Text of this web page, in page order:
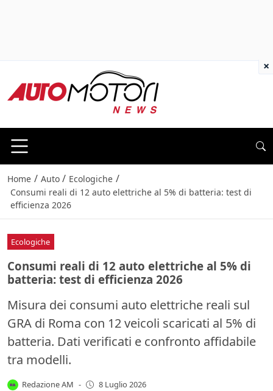
Home / Auto / Ecologiche /
Consumi reali di 12 auto elettriche al 5% di batteria: test di
efficienza 2026
Ecologiche
Consumi reali di 12 auto elettriche al 5% di
batteria: test di efficienza 2026
Misura dei consumi auto elettriche reali sul
GRA di Roma con 12 veicoli scaricati al 5% di
batteria. Dati verificati e confronto affidabile
tra modelli.
Redazione AM - 8 Luglio 2026
×